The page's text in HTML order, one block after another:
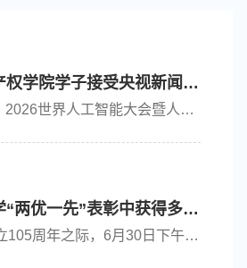
权学院学子接受央视新闻采
产权全球治理
世界人工智能大会暨人工
，为推动国际合作、完善全球
了重要平台。大会期间，中央
新闻推出《当AI遇见青年：开
治理提供中国方案》专题报
两优一先”表彰中获得多项
105周年之际，6月30日下午，